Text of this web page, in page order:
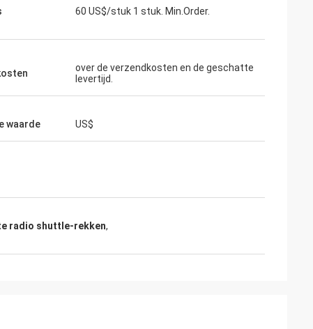
60 US$/stuk 1 stuk. Min.Order.
over de verzendkosten en de geschatte
levertijd.
waarde US$
radio shuttle-rekken,